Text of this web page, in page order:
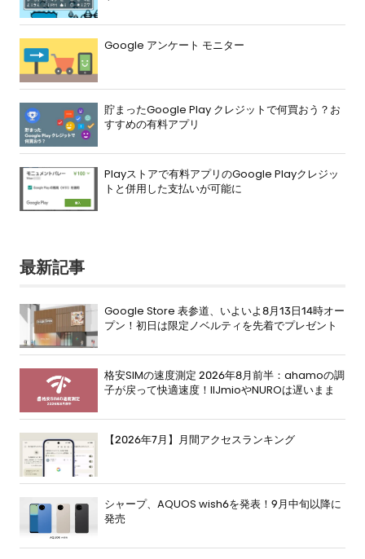
Google アンケート モニター
貯まったGoogle Play クレジットで何買おう？お
すすめの有料アプリ
Playストアで有料アプリのGoogle Playクレジッ
トと併用した支払いが可能に
最新記事
Google Store 表参道、いよいよ8月13日14時オー
プン！初日は限定ノベルティを先着でプレゼント
格安SIMの速度測定 2026年8月前半：ahamoの調
子が戻って快適速度！IIJmioやNUROは遅いまま
【2026年7月】月間アクセスランキング
シャープ、AQUOS wish6を発表！9月中旬以降に
発売